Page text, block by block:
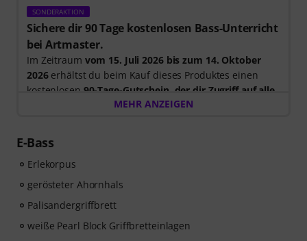
SONDERAKTION
Sichere dir 90 Tage kostenlosen Bass-Unterricht
bei Artmaster.
Im Zeitraum vom 15. Juli 2026 bis zum 14. Oktober
2026erhältst du beim Kauf dieses Produktes einen
kostenlosen 90-Tage-Gutschein, der dir Zugriff auf alle
Artmaster-Kurse bietet– einschließlich des Bass-
dein Timing, deine Technik und deine musikalische
Kreativität zu stärken. ArtMaster.com – deine Online-
Plattform für Bass-Ausbildung und modernes
Musizieren. Bitte beachte, dass die Kurse nur in
ArtMaster.com – lerne direkt von dem renommierten
MEHR ANZEIGEN
E-Bass
Erlekorpus
gerösteter Ahornhals
Palisandergriffbrett
weiße Pearl Block Griffbretteinlagen